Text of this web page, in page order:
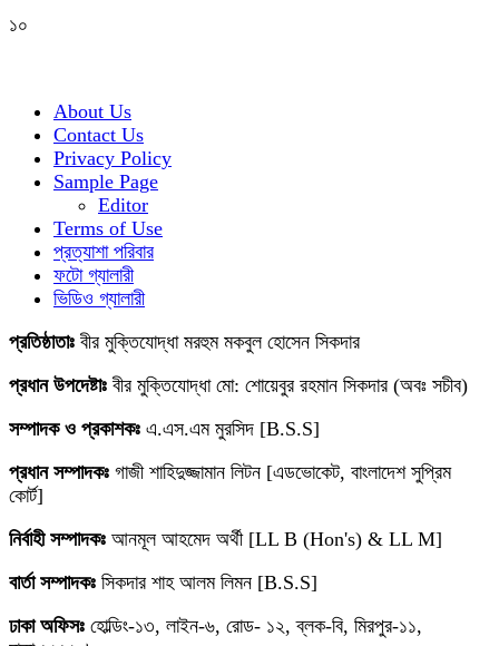
১০
About Us
Contact Us
Privacy Policy
Sample Page
Editor
Terms of Use
প্রত্যাশা পরিবার
ফটো গ্যালারী
ভিডিও গ্যালারী
প্রতিষ্ঠাতাঃ বীর মুক্তিযোদ্ধা মরহুম মকবুল হোসেন সিকদার
প্রধান উপদেষ্টাঃ বীর মুক্তিযোদ্ধা মো: শোয়েবুর রহমান সিকদার (অবঃ সচীব)
সম্পাদক ও প্রকাশকঃ এ.এস.এম মুরসিদ [B.S.S]
প্রধান সম্পাদকঃ গাজী শাহিদুজ্জামান লিটন [এডভোকেট, বাংলাদেশ সুপ্রিম
কোর্ট]
নির্বাহী সম্পাদকঃ আনমূল আহমেদ অর্থী [LL B (Hon's) & LL M]
বার্তা সম্পাদকঃ সিকদার শাহ আলম লিমন [B.S.S]
ঢাকা অফিসঃ হোল্ডিং-১৩, লাইন-৬, রোড- ১২, ব্লক-বি, মিরপুর-১১,